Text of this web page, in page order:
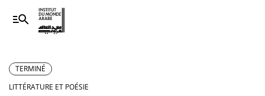
TERMINÉ
LITTÉRATURE ET POÉSIE